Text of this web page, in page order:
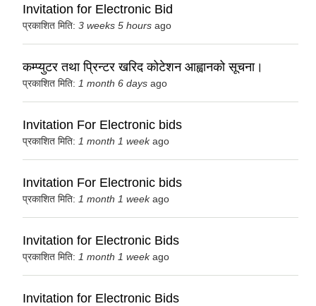
Invitation for Electronic Bid
प्रकाशित मिति: 3 weeks 5 hours ago
कम्प्युटर तथा प्रिन्टर खरिद कोटेशन आह्वानको सूचना।
प्रकाशित मिति: 1 month 6 days ago
Invitation For Electronic bids
प्रकाशित मिति: 1 month 1 weekago
Invitation For Electronic bids
प्रकाशित मिति: 1 month 1 weekago
Invitation for Electronic Bids
प्रकाशित मिति: 1 month 1 weekago
Invitation for Electronic Bids